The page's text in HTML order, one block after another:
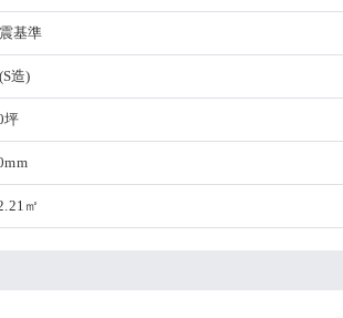
基準
造)
坪
㎡